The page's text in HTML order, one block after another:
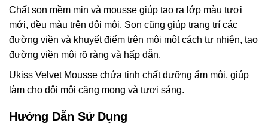
Chất son mềm mịn và mousse giúp tạo ra lớp màu tươi
mới, đều màu trên đôi môi. Son cũng giúp trang trí các
đường viền và khuyết điểm trên môi một cách tự nhiên, tạo
đường viền môi rõ ràng và hấp dẫn.
Ukiss Velvet Mousse chứa tinh chất dưỡng ẩm môi, giúp
làm cho đôi môi căng mọng và tươi sáng.
Hướng Dẫn Sử Dụng